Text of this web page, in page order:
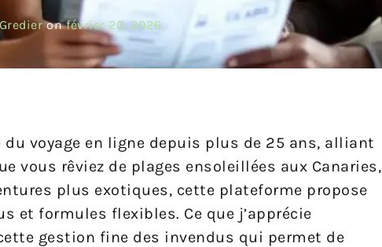
on février 20, 2026
du voyage en ligne depuis plus de 25 ans, alliant
vous rêviez de plages ensoleillées aux Canaries,
plus exotiques, cette plateforme propose
et formules flexibles. Ce que j’apprécie
gestion fine des invendus qui permet de